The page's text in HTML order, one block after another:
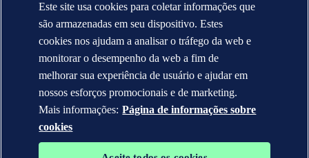
Política de privacidade
Termo de uso
Copyright © DNV AS 2025
Informação sobre cookies
Este site usa cookies para coletar informações que
são armazenadas em seu dispositivo. Estes
cookies nos ajudam a analisar o tráfego da web e
monitorar o desempenho da web a fim de
melhorar sua experiência de usuário e ajudar em
nossos esforços promocionais e de marketing.
Mais informações: Página de informações sobre
cookies